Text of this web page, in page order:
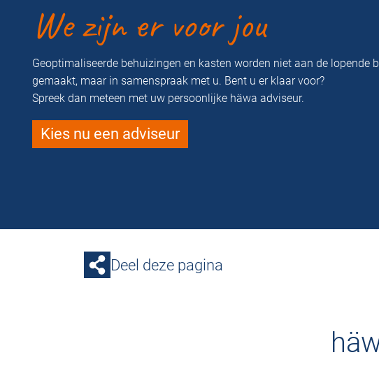
We zijn er voor jou
Geoptimaliseerde behuizingen en kasten worden niet aan de lopende
gemaakt, maar in samenspraak met u. Bent u er klaar voor?
Spreek dan meteen met uw persoonlijke häwa adviseur.
Kies nu een adviseur
Deel deze pagina